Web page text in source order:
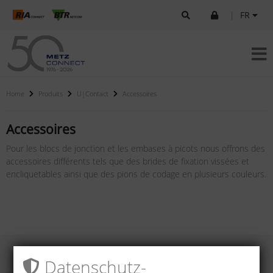
FR
Home Produits U|Contact Accessoires
Accessoires
Pour les blocs de jonction et les embases à picots nous offrons des
accessoires différents tels que des brides de fixation vissées et
encliquetables ainsi que des pions de codage en plusieurs couleurs.
Datenschutz­